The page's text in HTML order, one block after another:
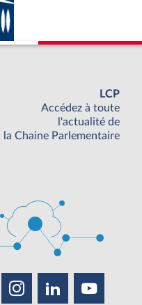
LCP
Accédez à toute
l'actualité de
la Chaine Parlementaire